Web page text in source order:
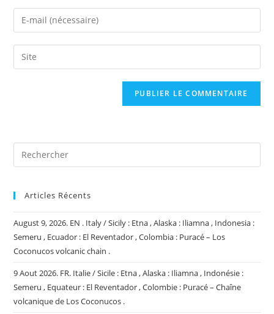
name
comment
Enter
your
email
address
Saisir
l’URL
Articles Récents
August 9, 2026. EN . Italy / Sicily : Etna , Alaska : Iliamna , Indonesia :
Semeru , Ecuador : El Reventador , Colombia : Puracé – Los
Coconucos volcanic chain .
9 Aout 2026. FR. Italie / Sicile : Etna , Alaska : Iliamna , Indonésie :
Semeru , Equateur : El Reventador , Colombie : Puracé – Chaîne
volcanique de Los Coconucos .